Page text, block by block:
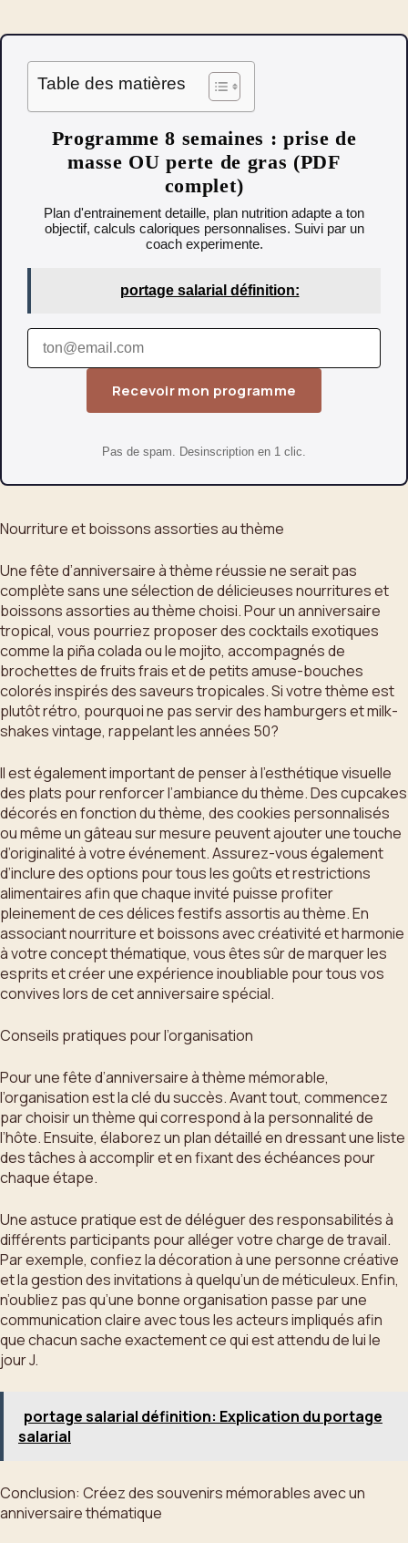
Table des matières
Programme 8 semaines : prise de
masse OU perte de gras (PDF
complet)
Plan d'entrainement detaille, plan nutrition adapte a ton
objectif, calculs caloriques personnalises. Suivi par un
coach experimente.
portage salarial définition:
Recevoir mon programme
Pas de spam. Desinscription en 1 clic.
Nourriture et boissons assorties au thème
Une fête d’anniversaire à thème réussie ne serait pas
complète sans une sélection de délicieuses nourritures et
boissons assorties au thème choisi. Pour un anniversaire
tropical, vous pourriez proposer des cocktails exotiques
comme la piña colada ou le mojito, accompagnés de
brochettes de fruits frais et de petits amuse-bouches
colorés inspirés des saveurs tropicales. Si votre thème est
plutôt rétro, pourquoi ne pas servir des hamburgers et milk-
shakes vintage, rappelant les années 50?
Il est également important de penser à l’esthétique visuelle
des plats pour renforcer l’ambiance du thème. Des cupcakes
décorés en fonction du thème, des cookies personnalisés
ou même un gâteau sur mesure peuvent ajouter une touche
d’originalité à votre événement. Assurez-vous également
d’inclure des options pour tous les goûts et restrictions
alimentaires afin que chaque invité puisse profiter
pleinement de ces délices festifs assortis au thème. En
associant nourriture et boissons avec créativité et harmonie
à votre concept thématique, vous êtes sûr de marquer les
esprits et créer une expérience inoubliable pour tous vos
convives lors de cet anniversaire spécial.
Conseils pratiques pour l’organisation
Pour une fête d’anniversaire à thème mémorable,
l’organisation est la clé du succès. Avant tout, commencez
par choisir un thème qui correspond à la personnalité de
l’hôte. Ensuite, élaborez un plan détaillé en dressant une liste
des tâches à accomplir et en fixant des échéances pour
chaque étape.
Une astuce pratique est de déléguer des responsabilités à
différents participants pour alléger votre charge de travail.
Par exemple, confiez la décoration à une personne créative
et la gestion des invitations à quelqu’un de méticuleux. Enfin,
n’oubliez pas qu’une bonne organisation passe par une
communication claire avec tous les acteurs impliqués afin
que chacun sache exactement ce qui est attendu de lui le
jour J.
portage salarial définition: Explication du portage
salarial
Conclusion: Créez des souvenirs mémorables avec un
anniversaire thématique